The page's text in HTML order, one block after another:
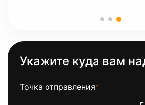
Укажите куда вам
Точка отправления*